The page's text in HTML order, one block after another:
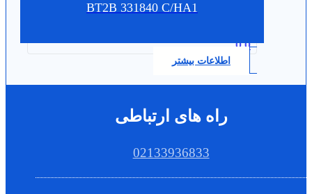
BT2B 331840 C/HA1
0.0
اطلاعات بیشتر
راه های ارتباطی
02133936833